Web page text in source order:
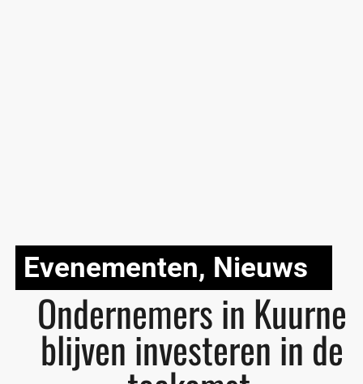
Evenementen, Nieuws
Ondernemers in Kuurne
blijven investeren in de